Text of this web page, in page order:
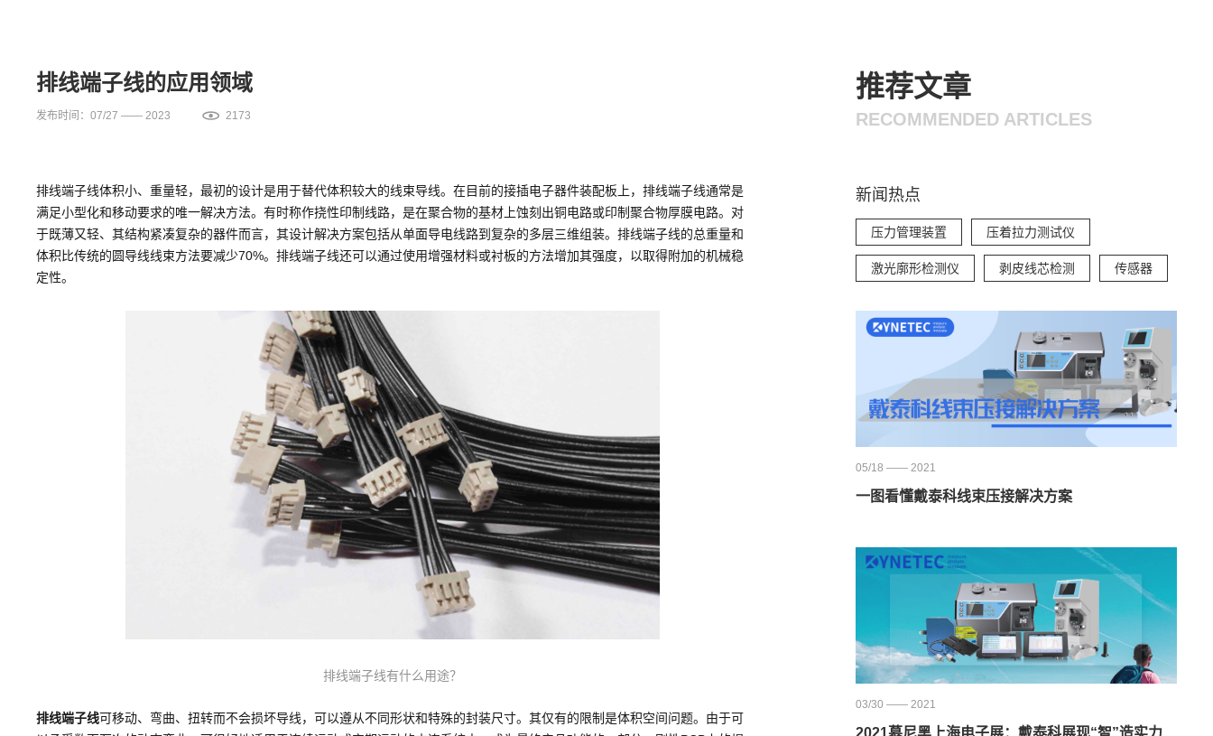
排线端子线的应用领域
发布时间：07/27 —— 2023 2173
排线端子线体积小、重量轻，最初的设计是用于替代体积较大的线束导线。在目前的接插电子器件装配板上，排线端子线通常是
满足小型化和移动要求的唯一解决方法。有时称作挠性印制线路，是在聚合物的基材上蚀刻出铜电路或印制聚合物厚膜电路。对
于既薄又轻、其结构紧凑复杂的器件而言，其设计解决方案包括从单面导电线路到复杂的多层三维组装。排线端子线的总重量和
体积比传统的圆导线线束方法要减少70%。排线端子线还可以通过使用增强材料或衬板的方法增加其强度，以取得附加的机械稳
定性。
排线端子线有什么用途？
排线端子线可移动、弯曲、扭转而不会损坏导线，可以遵从不同形状和特殊的封装尺寸。其仅有的限制是体积空间问题。由于可
推荐文章
RECOMMENDED ARTICLES
新闻热点
压力管理装置 压着拉力测试仪
激光廓形检测仪 剥皮线芯检测 传感器
05/18 —— 2021
一图看懂戴泰科线束压接解决方案
03/30 —— 2021